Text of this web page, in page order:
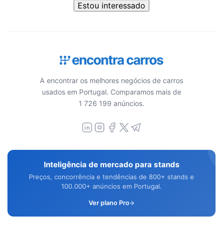
Estou interessado
A encontrar os melhores negócios de carros
usados em Portugal. Comparamos mais de
1 726 199 anúncios.
Inteligência de mercado para stands
Preços, concorrência e tendências de 800+ stands e
100.000+ anúncios em Portugal.
Ver plano Pro